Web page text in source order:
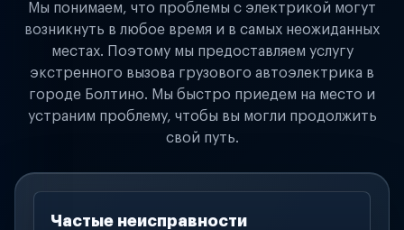
Мы понимаем, что проблемы с электрикой могут
возникнуть в любое время и в самых неожиданных
местах. Поэтому мы предоставляем услугу
экстренного вызова грузового автоэлектрика в
городе Болтино. Мы быстро приедем на место и
устраним проблему, чтобы вы могли продолжить
свой путь.
Частые неисправности